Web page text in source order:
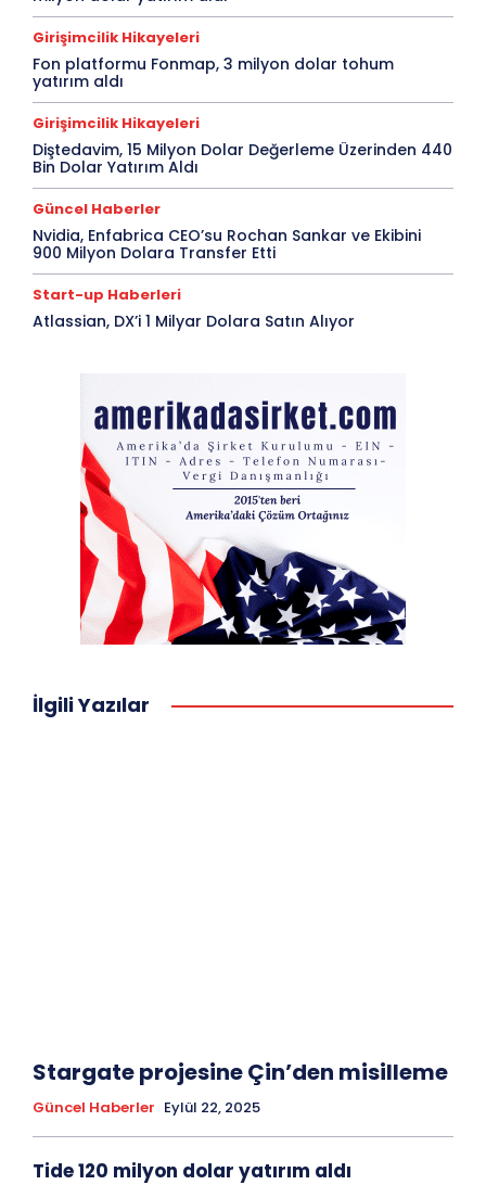
Girişimcilik Hikayeleri
Fon platformu Fonmap, 3 milyon dolar tohum
yatırım aldı
Girişimcilik Hikayeleri
Diştedavim, 15 Milyon Dolar Değerleme Üzerinden 440
Bin Dolar Yatırım Aldı
Güncel Haberler
Nvidia, Enfabrica CEO’su Rochan Sankar ve Ekibini
900 Milyon Dolara Transfer Etti
Start-up Haberleri
Atlassian, DX’i 1 Milyar Dolara Satın Alıyor
İlgili Yazılar
Stargate projesine Çin’den misilleme
Güncel Haberler Eylül 22, 2025
Tide 120 milyon dolar yatırım aldı